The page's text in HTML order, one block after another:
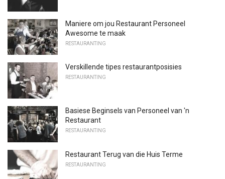
Maniere om jou Restaurant Personeel
Awesome te maak
RESTAURANTING
Verskillende tipes restaurantposisies
RESTAURANTING
Basiese Beginsels van Personeel van 'n
Restaurant
RESTAURANTING
Restaurant Terug van die Huis Terme
RESTAURANTING